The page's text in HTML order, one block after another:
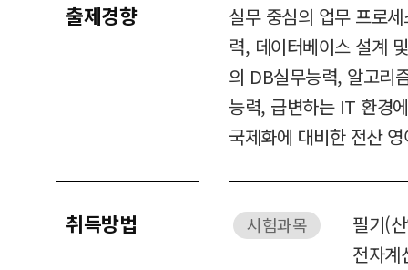
출제경향
실무 중심의 업무 프로
력, 데이터베이스 설계
의 DB실무능력, 알고리
능력, 급변하는 IT 환경
국제화에 대비한 전산
취득방법 시험과목
필기(
전자계